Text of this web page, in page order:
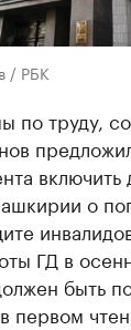
/ РБК
по труду,
о
ГД в
быть
первом